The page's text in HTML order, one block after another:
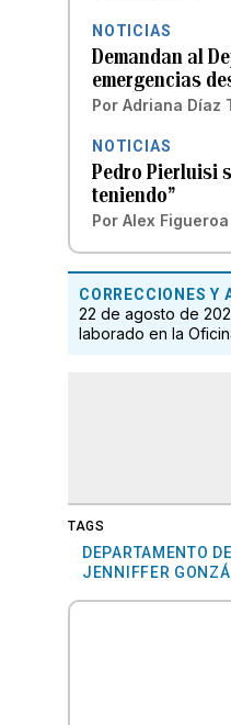
NOTICIAS
Demandan al
emergencias
Por Adriana Díaz
NOTICIAS
Pedro Pierluisi
teniendo”
Por Alex
CORRECCIONES Y
22 de agosto de
laborado en la
TAGS
DEPARTAMENTO
JENNIFFER